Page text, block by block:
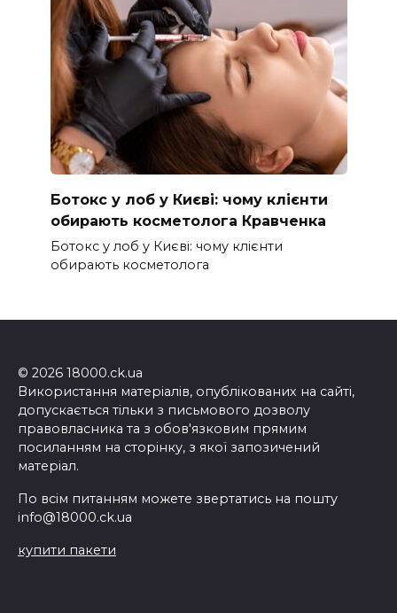
Ботокс у лоб у Києві: чому клієнти
обирають косметолога Кравченка
Ботокс у лоб у Києві: чому клієнти
обирають косметолога
© 2026 18000.ck.ua
Використання матеріалів, опублікованих на сайті,
допускається тільки з письмового дозволу
правовласника та з обов'язковим прямим
посиланням на сторінку, з якої запозичений
матеріал.
По всім питанням можете звертатись на пошту
info@18000.ck.ua
купити пакети